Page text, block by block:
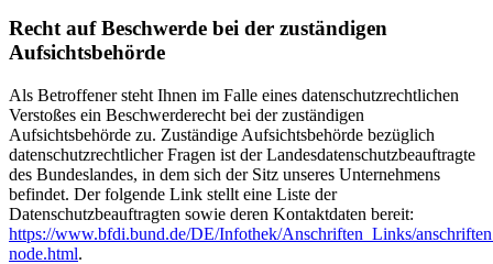
Recht auf Beschwerde bei der zuständigen
Aufsichtsbehörde
Als Betroffener steht Ihnen im Falle eines datenschutzrechtlichen
Verstoßes ein Beschwerderecht bei der zuständigen
Aufsichtsbehörde zu. Zuständige Aufsichtsbehörde bezüglich
datenschutzrechtlicher Fragen ist der Landesdatenschutzbeauftragte
des Bundeslandes, in dem sich der Sitz unseres Unternehmens
befindet. Der folgende Link stellt eine Liste der
Datenschutzbeauftragten sowie deren Kontaktdaten bereit:
https://www.bfdi.bund.de/DE/Infothek/Anschriften_Links/
node.html.